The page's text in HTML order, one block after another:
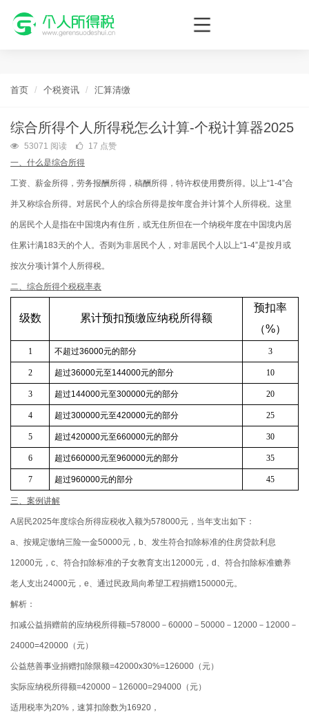
个人所得税网，最新个税资讯平台，您的个税管理专家！
首页 个税资讯 汇算清缴
综合所得个人所得税怎么计算-个税计算器2025
53071 阅读
17 点赞
一、什么是综合所得
工资、薪金所得，劳务报酬所得，稿酬所得，特许权使用费所得。以上“1-4”合
并又称综合所得。对居民个人的综合所得是按年度合并计算个人所得税。这里
的居民个人是指在中国境内有住所，或无住所但在一个纳税年度在中国境内居
住累计满183天的个人。否则为非居民个人，对非居民个人以上“1-4”是按月或
按次分项计算个人所得税。
二、综合所得个税税率表
级数 累计预扣预缴应纳税所得额
预扣率
（%）
1 不超过36000元的部分 3
2 超过36000元至144000元的部分 10
3 超过144000元至300000元的部分 20
4 超过300000元至420000元的部分 25
5 超过420000元至660000元的部分 30
6 超过660000元至960000元的部分 35
7 超过960000元的部分 45
三、案例讲解
A居民2025年度综合所得应税收入额为578000元，当年支出如下：
a、按规定缴纳三险一金50000元，b、发生符合扣除标准的住房贷款利息
12000元，c、符合扣除标准的子女教育支出12000元，d、符合扣除标准赡养
老人支出24000元，e、通过民政局向希望工程捐赠150000元。
解析：
扣减公益捐赠前的应纳税所得额=578000－60000－50000－12000－12000－
24000=420000（元）
公益慈善事业捐赠扣除限额=42000x30%=126000（元）
实际应纳税所得额=420000－126000=294000（元）
适用税率为20%，速算扣除数为16920，